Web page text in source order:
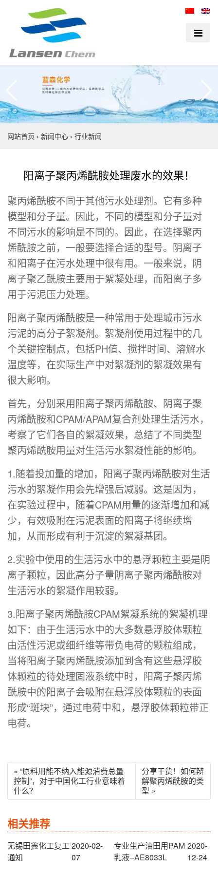
网站首页 › 新闻中心 › 行业新闻
阳离子聚丙烯酰胺处理废水的效果！
聚丙烯酰胺不同于其他污水处理剂。它有多种
模型和分子量。因此，不同的模型和分子量对
不同污水的影响是不同的。因此，在选择聚丙
烯酰胺之前，一般要选择合适的型号。阴离子
和阳离子在污水处理中很有用。一般来说，阴
离子聚乙酰胺主要用于絮凝处理，而阳离子多
用于污泥压力处理。
阳离子聚丙烯酰胺是一种常用于处理城市污水
污泥的高分子絮凝剂。絮凝剂使用过程中的几
个关键控制点，包括PH值、搅拌时间、溶解水
温度等，在实际生产中对絮凝剂的絮凝效果有
很大影响。
首先，分别采用阳离子聚丙烯酰胺、阴离子聚
丙烯酰胺和CPAM/APAM复合剂处理生活污水，
考察了它们各自的絮凝效果，总结了不同类型
聚丙烯酰胺用量对生活污水絮凝性能的影响。
1.随着投加量的增加，阳离子聚丙烯酰胺对生活
污水的絮凝作用会先增强后减弱。这是因为，
在实验过程中，随着CPAM用量的逐渐增加和减
少，有效吸附在污泥表面的阳离子将继续增
加，从而形成有利于沉淀的絮凝基团。
2.实验中使用的生活污水中的悬浮颗粒主要是阴
离子颗粒，因此高分子量阴离子聚丙烯酰胺对
生活污水的絮凝作用较弱。
3.阳离子聚丙烯酰胺CPAM絮凝系统的絮凝机理
如下：由于生活污水中的大多数悬浮胶体颗粒
由活性污泥或细纤维等带负电荷的颗粒组成，
当将阳离子聚丙烯酰胺添加到含有这些悬浮胶
体颗粒的待处理固液系统中时，阳离子聚丙烯
酰胺中的阳离子会吸附在悬浮胶体颗粒的表面
形成“斑块”，通过电荷中和，悬浮胶体颗粒带正
电荷。
« “原料用能不纳入能源消费总量
控制”，对于中国化工行业意味着
什么？
分享干货！如何辩
解聚丙烯酰胺的类
型 »
相关推荐
无锡田鑫化工复工
通知
2020-02-
07
专业生产油田用PAM
乳液--AE8033L
2020-
12-24